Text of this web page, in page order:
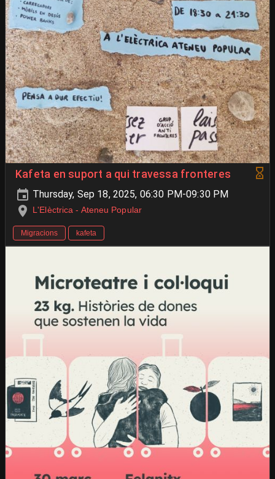
Kafeta en suport a qui travessa fronteres
Thursday, Sep 18, 2025, 06:30 PM-09:30 PM
L'Elèctrica - Ateneu Popular
Migracions kafeta